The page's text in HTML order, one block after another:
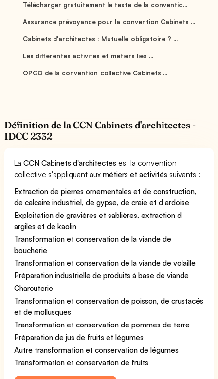
Télécharger gratuitement le texte de la conventio...
Assurance prévoyance pour la convention Cabinets ...
Cabinets d'architectes : Mutuelle obligatoire ? ...
Les différentes activités et métiers liés ...
OPCO de la convention collective Cabinets ...
Définition de la CCN Cabinets d'architectes -
IDCC 2332
LaCCN Cabinets d'architectes est la convention
collective s'appliquant auxmétiers et activités suivants :
Extraction de pierres ornementales et de construction,
de calcaire industriel, de gypse, de craie et d ardoise
Exploitation de gravières et sablières, extraction d
argiles et de kaolin
Transformation et conservation de la viande de
boucherie
Transformation et conservation de la viande de volaille
Préparation industrielle de produits à base de viande
Charcuterie
Transformation et conservation de poisson, de crustacés
et de mollusques
Transformation et conservation de pommes de terre
Préparation de jus de fruits et légumes
Autre transformation et conservation de légumes
Transformation et conservation de fruits